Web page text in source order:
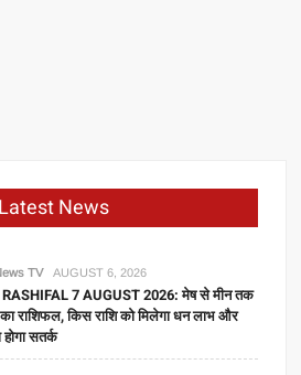
Latest News
TV AUGUST 6, 2026
7 AUGUST 2026: मेष से मीन तक
राशिफल, किस राशि को मिलेगा धन लाभ और
सतर्क